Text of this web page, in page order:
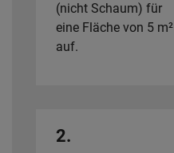
(nicht Schaum) für
eine Fläche von 5 m²
auf.
2.